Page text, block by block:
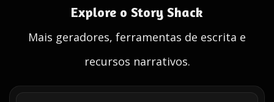
Explore o Story Shack
Mais geradores, ferramentas de escrita e
recursos narrativos.